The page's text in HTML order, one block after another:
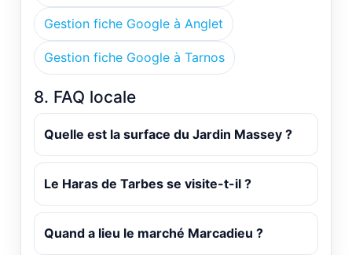
Gestion fiche Google à Anglet
Gestion fiche Google à Tarnos
8. FAQ locale
Quelle est la surface du Jardin Massey ?
Le Haras de Tarbes se visite-t-il ?
Quand a lieu le marché Marcadieu ?